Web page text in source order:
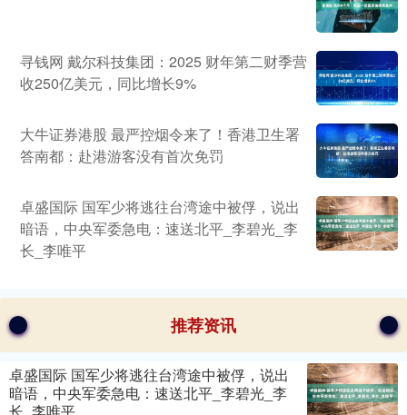
寻钱网 戴尔科技集团：2025 财年第二财季营
收250亿美元，同比增长9%
大牛证券港股 最严控烟令来了！香港卫生署
答南都：赴港游客没有首次免罚
卓盛国际 国军少将逃往台湾途中被俘，说出
暗语，中央军委急电：速送北平_李碧光_李
长_李唯平
推荐资讯
卓盛国际 国军少将逃往台湾途中被俘，说出
暗语，中央军委急电：速送北平_李碧光_李